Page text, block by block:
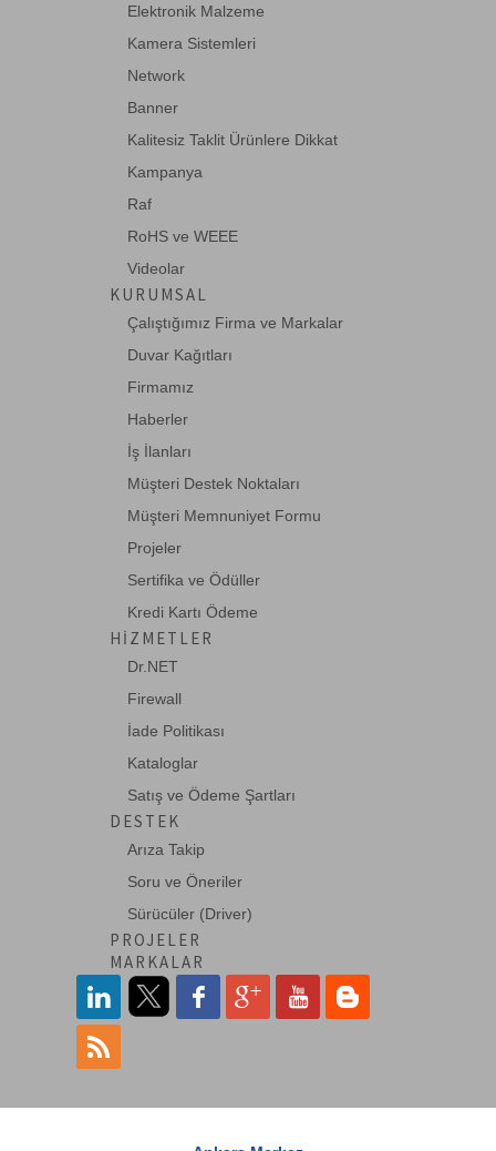
Elektronik Malzeme
Kamera Sistemleri
Network
Banner
Kalitesiz Taklit Ürünlere Dikkat
Kampanya
Raf
RoHS ve WEEE
Videolar
KURUMSAL
Çalıştığımız Firma ve Markalar
Duvar Kağıtları
Firmamız
Haberler
İş İlanları
Müşteri Destek Noktaları
Müşteri Memnuniyet Formu
Projeler
Sertifika ve Ödüller
Kredi Kartı Ödeme
HIZMETLER
Dr.NET
Firewall
İade Politikası
Kataloglar
Satış ve Ödeme Şartları
DESTEK
Arıza Takip
Soru ve Öneriler
Sürücüler (Driver)
PROJELER
MARKALAR